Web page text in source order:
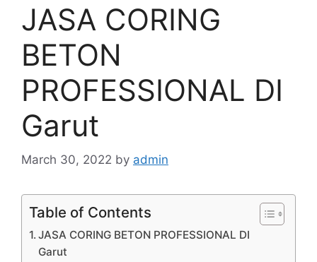
JASA CORING
BETON
PROFESSIONAL DI
Garut
March 30, 2022 by admin
Table of Contents
JASA CORING BETON PROFESSIONAL DI
Garut